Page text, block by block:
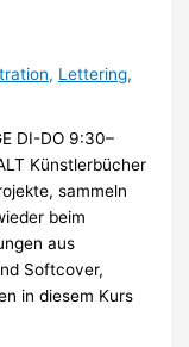
, Lettering,
DI-DO 9:30–
Künstlerbücher
sammeln
beim
aus
Softcover,
in diesem Kurs